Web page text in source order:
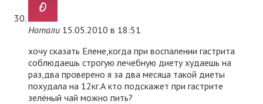
Натали 15.05.2010 в 18:51
хочу сказать Елене,когда при воспалении гастрита
соблюдаешь строгую лечебную диету худаешь на
раз,два проверено я за два месяца такой диеты
похудала на 12кг.А кто подскажет при гастрите
зелёный чай можно пить?